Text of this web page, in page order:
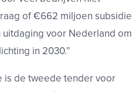
of €662 miljoen subsidie
voor Nederland om
in 2030.”
de tweede tender voor